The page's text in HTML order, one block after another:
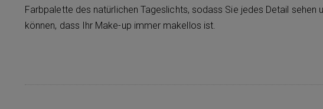
Farbpalette des natürlichen Tageslichts, sodass Sie jedes Detail sehen
können, dass Ihr Make-up immer makellos ist.